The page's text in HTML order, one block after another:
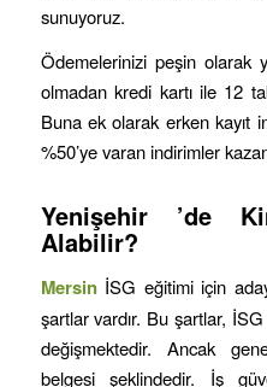
sunuyoruz.
Ödemelerinizi peşin olarak
olmadan kredi kartı ile 12
Buna ek olarak erken kayıt
%50’ye varan indirimler
Yenişehir ’de
Alabilir?
Mersin İSG eğitimi için
şartlar vardır. Bu şartlar,
değişmektedir. Ancak
belgesi şeklindedir. İş